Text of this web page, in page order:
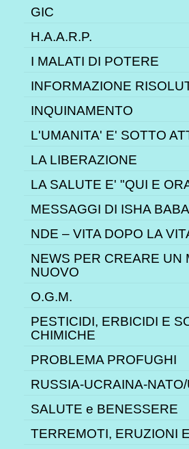
GIC
H.A.A.R.P.
I MALATI DI POTERE
INFORMAZIONE
INQUINAMENTO
L'UMANITA' E' SOTTO
LA LIBERAZIONE
LA SALUTE E' "QUI E
MESSAGGI DI ISHA
NDE – VITA DOPO LA
NEWS PER CREARE UN
NUOVO
O.G.M.
PESTICIDI, ERBICIDI E
CHIMICHE
PROBLEMA PROFUGHI
RUSSIA-UCRAINA-
SALUTE e BENESSERE
TERREMOTI, ERUZIONI